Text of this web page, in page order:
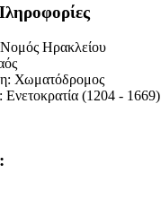
Νομός Ηρακλείου
Χωματόδρομος
Ενετοκρατία (1204 - 1669)